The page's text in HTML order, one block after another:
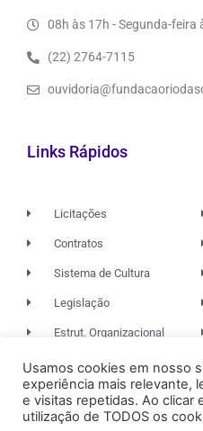
08h às 17h - Segunda-feira
(22) 2764-7115
Links Rápidos
Licitações
Contratos
Sistema de Cultura
Legislação
Estrut. Organizacional
© 2026. TODOS OS
Usamos cookies em nosso
experiência mais relevante,
e visitas repetidas. Ao clicar
utilização de TODOS os